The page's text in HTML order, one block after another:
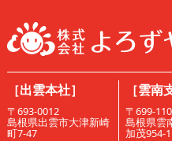
［出雲本社］
〒693-0012
島根県出雲市大津新崎
町7-47
［雲南
〒699-
島根県雲
加茂954-1